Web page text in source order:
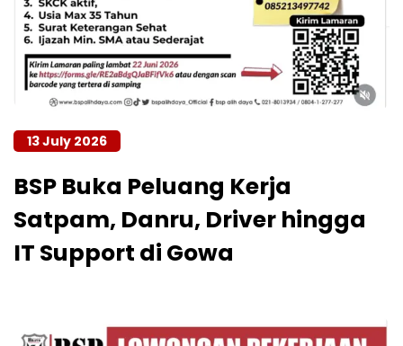
13 July 2026
BSP Buka Peluang Kerja
Satpam, Danru, Driver hingga
IT Support di Gowa